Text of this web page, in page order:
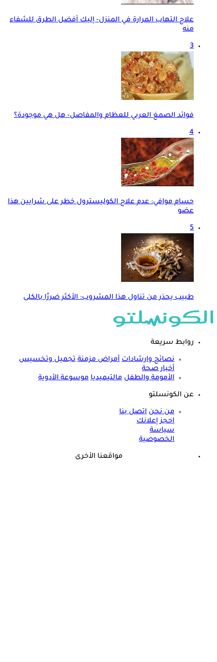
علاج التهاب المرارة في المنزل- إليك أفضل الطرق للشفاء
منه
3
فوائد الصمغ العربي للعظام والمفاصل- هل هي موجودة؟
4
حسام موافي: عدم علاج الكوليسترول خطر على شرايين هذا
عضو
5
طبيب يحذر من تناول هذا المشروب: الأكثر ضررًا بالكلى
روابط سريعة
نصائح وارشادات أمراض مزمنة تجميل وتخسيس
أخبار صحة
الأمومة والطفل مالتيميديا موسوعة الأدوية
عن الكونسلتو
من نحن اتصل بنا
احجز إعلانك
سياسة
الخصوصية
مواقعنا الأخرى